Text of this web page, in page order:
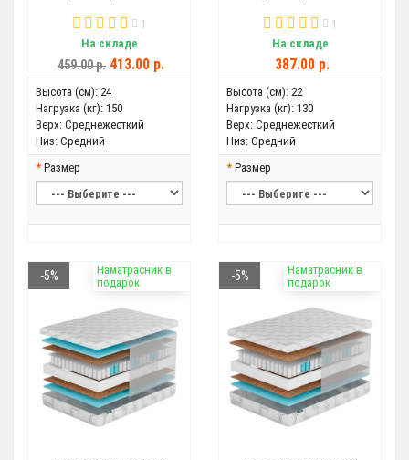
1
На складе
459.00 р. 413.00 р.
Высота (см): 24
Нагрузка (кг): 150
Верх: Среднежесткий
Низ: Средний
Размер
1
На складе
387.00 р.
Высота (см): 22
Нагрузка (кг): 130
Верх: Среднежесткий
Низ: Средний
Размер
Наматрасник в
подарок
-5%
Наматрасник в
подарок
-5%